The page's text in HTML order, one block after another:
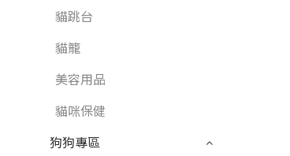
貓跳台
貓籠
美容用品
貓咪保健
狗狗專區